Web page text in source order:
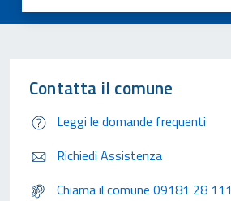
Contatta il comune
Leggi le domande frequenti
Richiedi Assistenza
Chiama il comune 09181 28 111